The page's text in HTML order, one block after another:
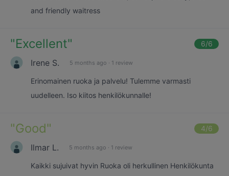
and friendly waitress
"Excellent" 6/6
Irene S. 5 months ago · 1 review
Erinomainen ruoka ja palvelu! Tulemme varmasti
uudelleen. Iso kiitos henkilökunnalle!
"Good" 4/6
Ilmar L. 5 months ago · 1 review
Kaikki sujuivat hyvin Ruoka oli herkullinen Henkilökunta